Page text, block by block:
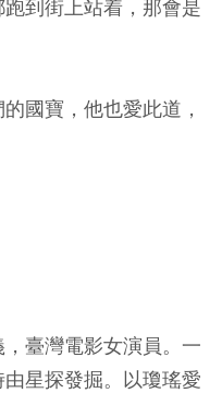
到街上站着，那會是
國寶，他也愛此道，
臺灣電影女演員。一
星探發掘。以瓊瑤愛